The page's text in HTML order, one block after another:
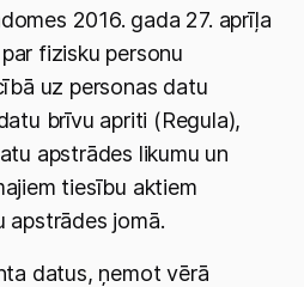
2016. gada 27. aprīļa
fizisku personu
uz personas datu
brīvu apriti (Regula),
apstrādes likumu un
tiesību aktiem
apstrādes jomā.
datus, ņemot vērā